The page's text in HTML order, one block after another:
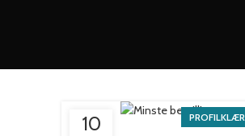
10 PROFILKLÆR